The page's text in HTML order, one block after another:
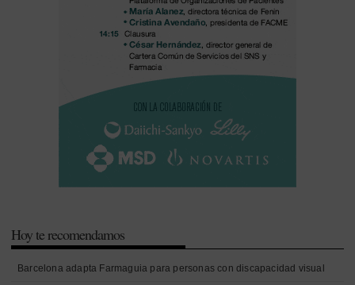
Hoy te recomendamos
Barcelona adapta Farmaguia para personas con discapacidad visual